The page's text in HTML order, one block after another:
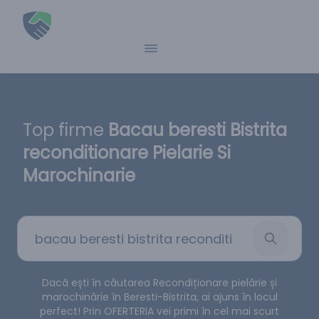
Top firme Bacau beresti Bistrita
reconditionare Pielarie Si
Marochinarie
Dacă ești în căutarea Recondiționare pielărie și
marochinărie în Beresti-Bistrita, ai ajuns în locul
perfect! Prin OFERTERIA vei primi în cel mai scurt